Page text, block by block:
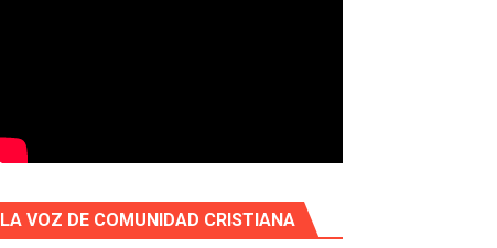
LA VOZ DE COMUNIDAD CRISTIANA